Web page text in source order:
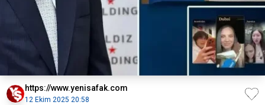
https://www.yenisafak.com
12 Ekim 2025 20:58